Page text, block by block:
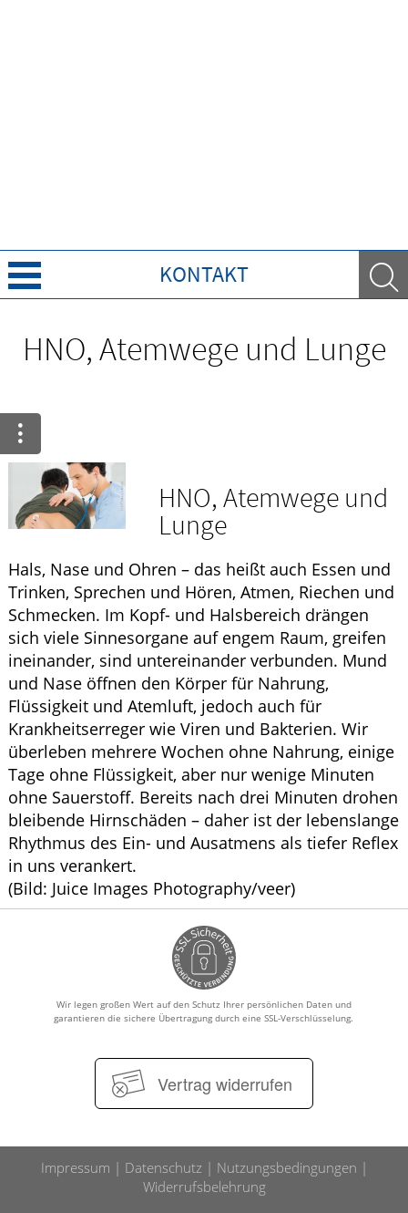
KONTAKT
Ratgeber
Krankheiten & Therapie
HOMÖOPATHIE
GESUND IM ALTER
HNO, Atemwege und Lunge
HNO, Atemwege und
Lunge
Hals, Nase und Ohren – das heißt auch Essen und
Trinken, Sprechen und Hören, Atmen, Riechen und
Schmecken. Im Kopf- und Halsbereich drängen
sich viele Sinnesorgane auf engem Raum, greifen
ineinander, sind untereinander verbunden. Mund
und Nase öffnen den Körper für Nahrung,
Flüssigkeit und Atemluft, jedoch auch für
Krankheitserreger wie Viren und Bakterien. Wir
überleben mehrere Wochen ohne Nahrung, einige
Tage ohne Flüssigkeit, aber nur wenige Minuten
ohne Sauerstoff. Bereits nach drei Minuten drohen
bleibende Hirnschäden – daher ist der lebenslange
Rhythmus des Ein- und Ausatmens als tiefer Reflex
in uns verankert.
(Bild: Juice Images Photography/veer)
Wir legen großen Wert auf den Schutz Ihrer persönlichen Daten und
garantieren die sichere Übertragung durch eine SSL-Verschlüsselung.
Vertrag widerrufen
Impressum Datenschutz
Nutzungsbedingungen
Widerrufsbelehrung